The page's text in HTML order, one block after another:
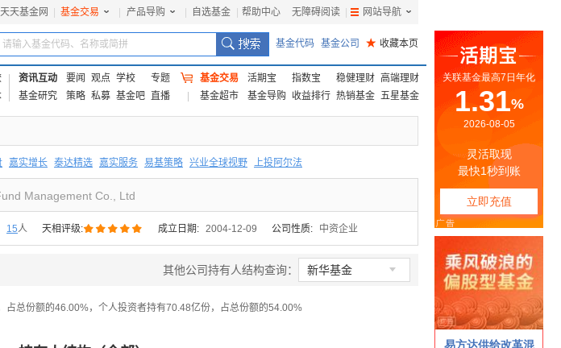
天基金网 基金交易 产品导购 自选基金 帮助中心 无障碍阅读 网站导航
请输入基金代码、名称或简拼 基金代码 基金公司 ★ 收藏本页
资讯互动 要闻 观点 学校
专题
基金研究
策略 私募 基金吧 直播
基金交易 活期宝 指数宝 稳健理财 高端理财
基金超市
基金导购 收益排行 热销基金 五星基金
嘉实增长 泰达精选 嘉实服务 易基策略 兴业全球视野 上投阿尔法
Management Co., Ltd
15人 天相评级: 成立日期: 2004-12-09 公司性质: 中资企业
其他公司持有人结构查询： 新华基金 
占总份额的46.00%，个人投资者持有70.48亿份，占总份额的54.00%